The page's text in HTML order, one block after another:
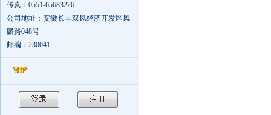
传真：0551-65683226
公司地址：安徽长丰双凤经济开发区凤
麟路048号
邮编：230041